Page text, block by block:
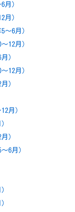
月）
月）
～6月）
12月）
）
12月）
）
月）
）
6月）